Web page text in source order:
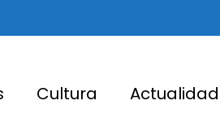
Cultura Actualidad